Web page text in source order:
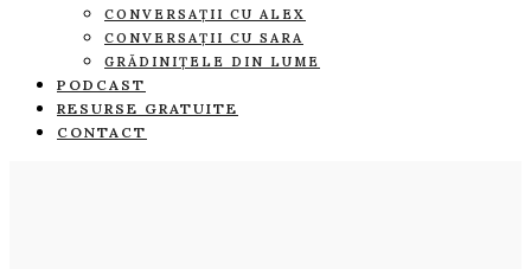
CONVERSAȚII CU ALEX
CONVERSAȚII CU SARA
GRĂDINIȚELE DIN LUME
PODCAST
RESURSE GRATUITE
CONTACT